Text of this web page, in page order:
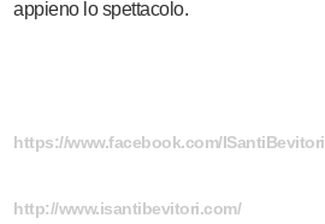
appieno lo spettacolo.
https://www.facebook.com/ISantiBevitori
http://www.isantibevitori.com/